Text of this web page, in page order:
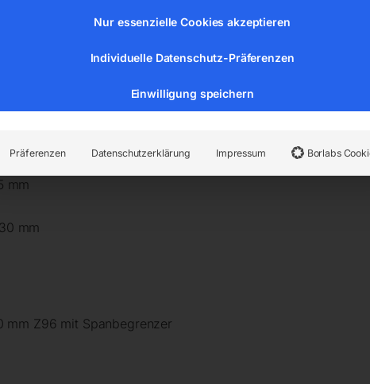
mm
mm
Z96 mit Spanbegrenzer
Nur essenzielle Cookies akzeptieren
Individuelle Datenschutz-Präferenzen
Einwilligung speichern
Präferenzen Datenschutzerklärung Impressum Borlabs